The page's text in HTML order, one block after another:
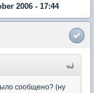
2006 - 17:44
сообщено? (ну